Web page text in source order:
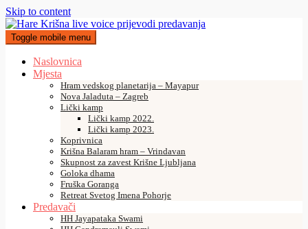
Skip to content
Toggle mobile menu
Naslovnica
Mjesta
Hram vedskog planetarija – Mayapur
Nova Jaladuta – Zagreb
Lički kamp
Lički kamp 2022.
Lički kamp 2023.
Koprivnica
Krišna Balaram hram – Vrindavan
Skupnost za zavest Krišne Ljubljana
Goloka dhama
Fruška Goranga
Retreat Svetog Imena Pohorje
Predavači
HH Jayapataka Swami